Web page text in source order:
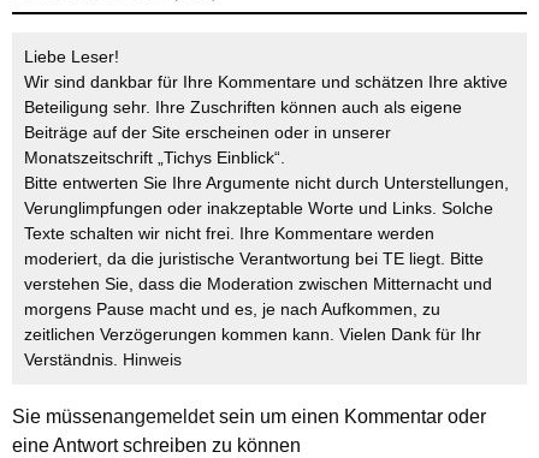
Liebe Leser!
Wir sind dankbar für Ihre Kommentare und schätzen Ihre aktive
Beteiligung sehr. Ihre Zuschriften können auch als eigene
Beiträge auf der Site erscheinen oder in unserer
Monatszeitschrift „Tichys Einblick“.
Bitte entwerten Sie Ihre Argumente nicht durch Unterstellungen,
Verunglimpfungen oder inakzeptable Worte und Links. Solche
Texte schalten wir nicht frei. Ihre Kommentare werden
moderiert, da die juristische Verantwortung bei TE liegt. Bitte
verstehen Sie, dass die Moderation zwischen Mitternacht und
morgens Pause macht und es, je nach Aufkommen, zu
zeitlichen Verzögerungen kommen kann. Vielen Dank für Ihr
Verständnis. Hinweis
Sie müssenangemeldetsein um einen Kommentar oder
eine Antwort schreiben zu können